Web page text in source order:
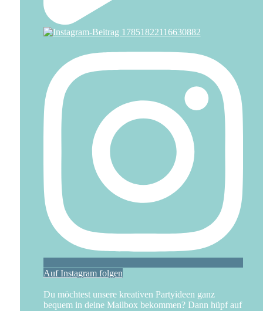
Auf Instagram folgen
Du möchtest unsere kreativen Partyideen ganz
bequem in deine Mailbox bekommen? Dann hüpf auf